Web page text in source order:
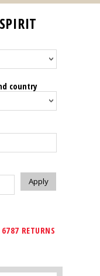
country
RETURNS